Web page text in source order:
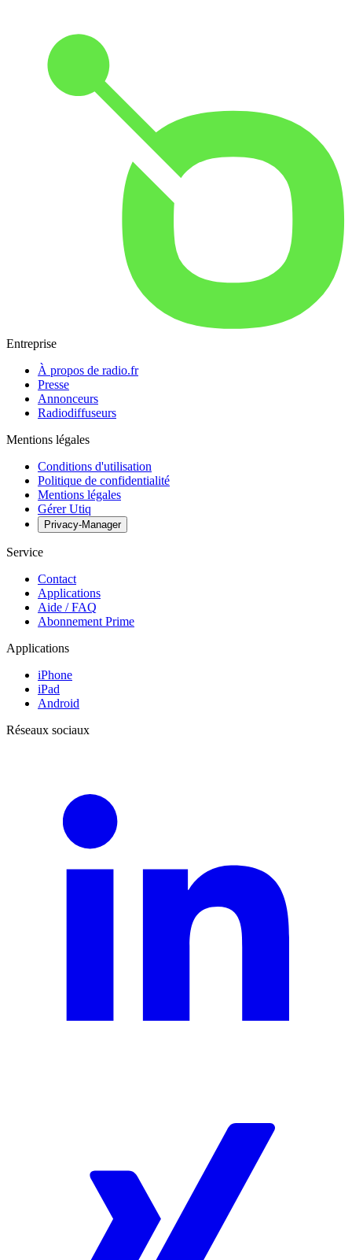
Entreprise
À propos de radio.fr
Presse
Annonceurs
Radiodiffuseurs
Mentions légales
Conditions d'utilisation
Politique de confidentialité
Mentions légales
Gérer Utiq
Privacy-Manager
Service
Contact
Applications
Aide / FAQ
Abonnement Prime
Applications
iPhone
iPad
Android
Réseaux sociaux